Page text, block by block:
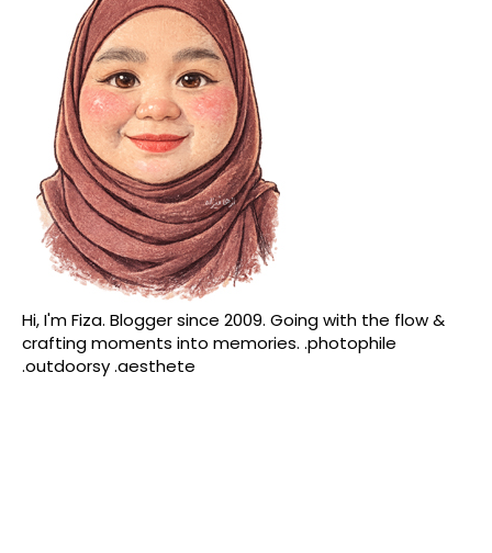
Hi, I'm Fiza. Blogger since 2009. Going with the flow &
crafting moments into memories. .photophile
.outdoorsy .aesthete